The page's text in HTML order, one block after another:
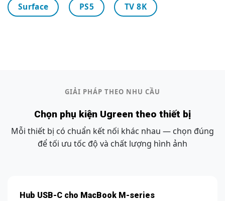
Surface PS5 TV 8K
GIẢI PHÁP THEO NHU CẦU
Chọn phụ kiện Ugreen theo thiết bị
Mỗi thiết bị có chuẩn kết nối khác nhau — chọn đúng
để tối ưu tốc độ và chất lượng hình ảnh
Hub USB-C cho MacBook M-series